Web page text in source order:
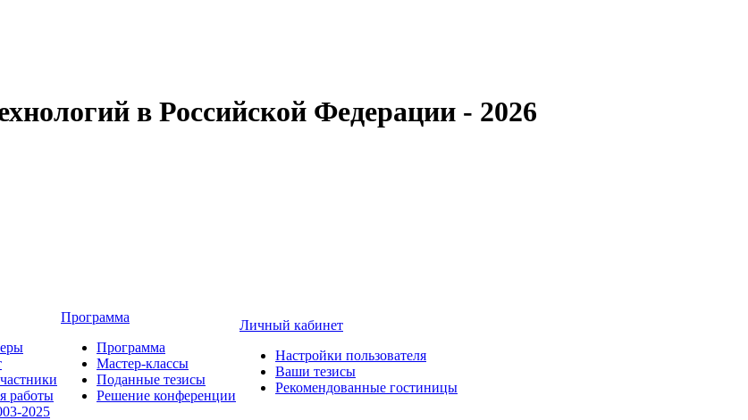
в Российской Федерации - 2026
работы
2025
Программа
Программа
Мастер-классы
Поданные тезисы
Решение конференции
Личный кабинет
Настройки пользователя
Ваши тезисы
Рекомендованные гостиницы